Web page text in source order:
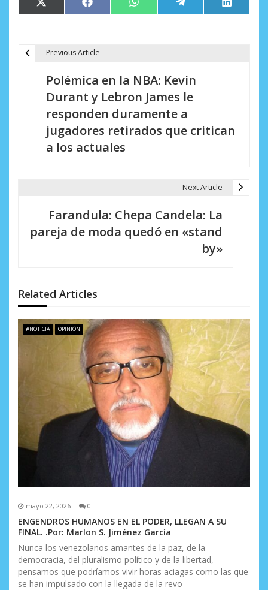
Compartir
en
X
(Twitter)
Compartir
en
Facebook Compartir
en
WhatsApp Compartir
en
Telegram
en
LinkedIn
e
e
n
t
a
d
a
Previous Article
Polémica en la NBA: Kevin
Durant y Lebron James le
responden duramente a
jugadores retirados que critican
a los actuales
Next Article
Farandula: Chepa Candela: La
pareja de moda quedó en «stand
by»
Related Articles
#NOTICIA OPINIÓN
mayo 22, 2026 0
ENGENDROS HUMANOS EN EL PODER, LLEGAN A SU
FINAL. .Por: Marlon S. Jiménez García
Nunca los venezolanos amantes de la paz, de la
democracia, del pluralismo político y de la libertad,
pensamos que podríamos vivir horas aciagas como las que
se han impulsado con la llegada de la revo